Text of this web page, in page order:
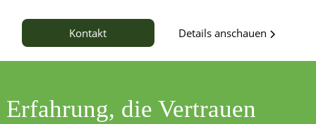
Kontakt Details anschauen
Erfahrung, die Vertrauen